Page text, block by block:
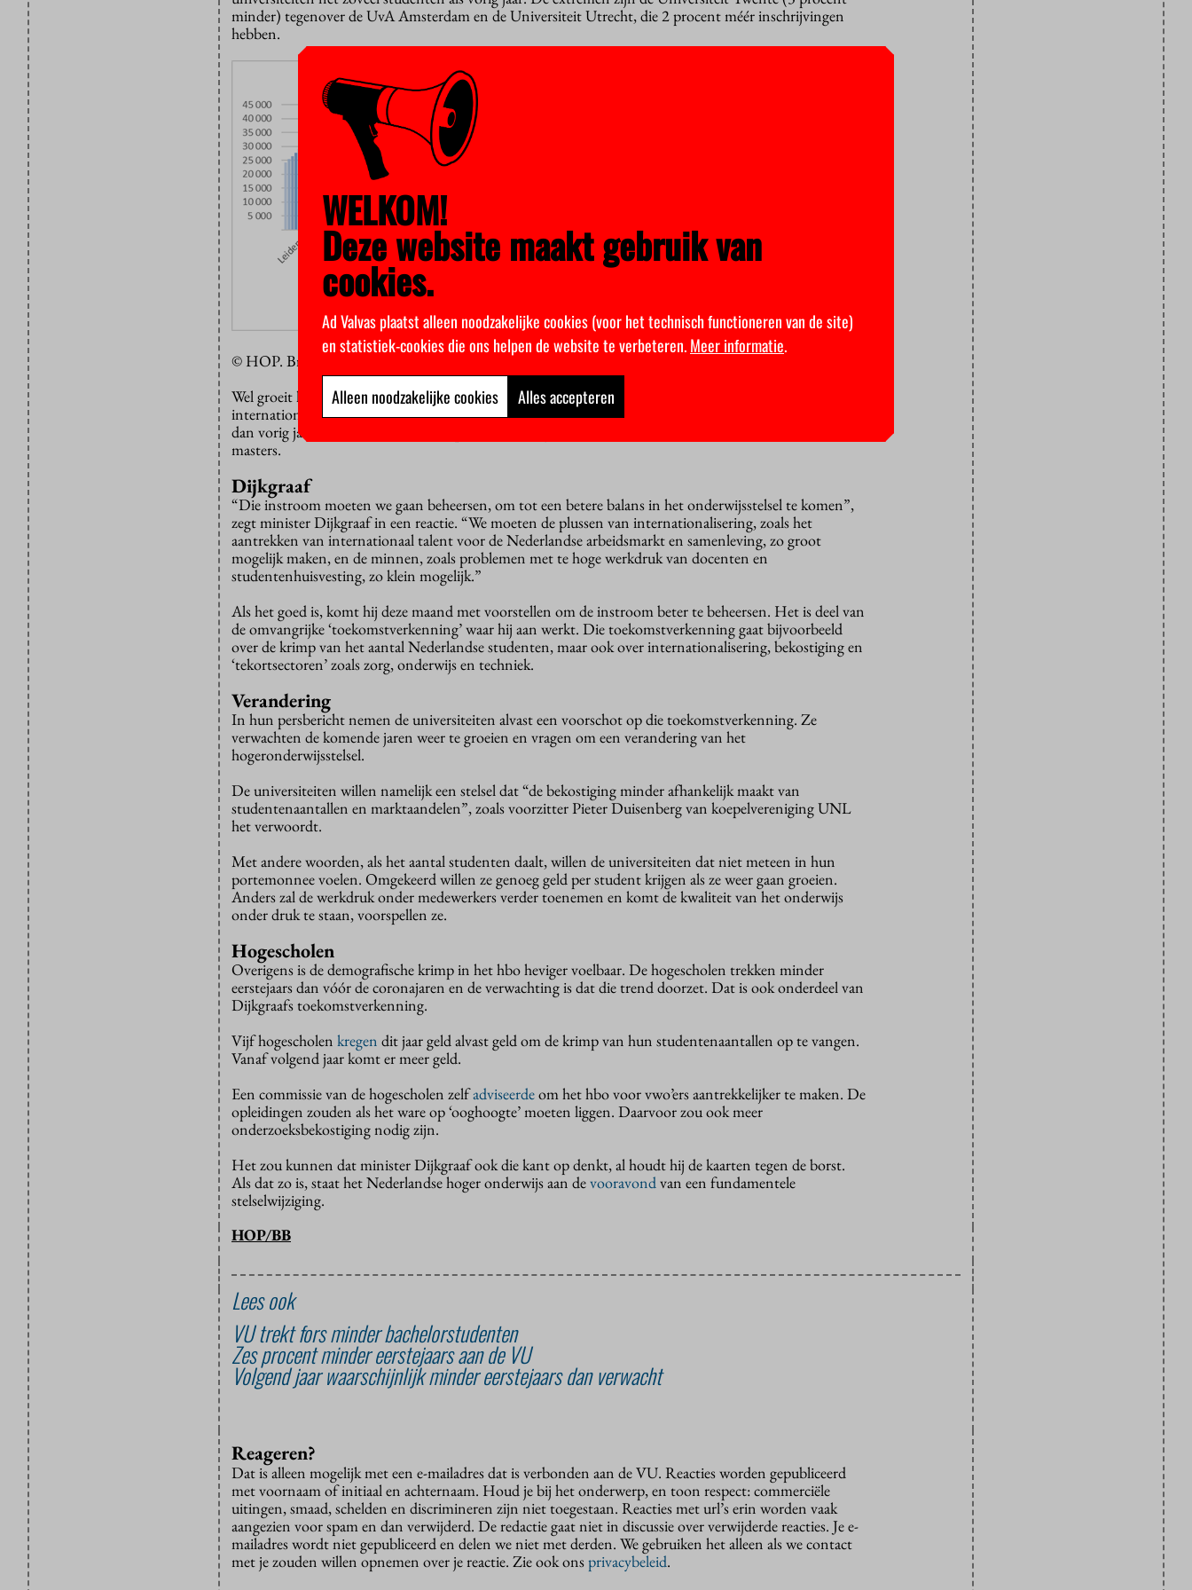
minder) tegenover de UvA Amsterdam en de Universiteit Utrecht, die 2 procent méér inschrijvingen
hebben.
© HOP. Bron: Universiteiten van Nederland.
Wel groeit het aantal internationale studenten nog steeds. Er staan dit jaar ruim 85 duizend
internationale studenten ingeschreven aan een Nederlandse universiteit. Dat zijn er 7,3 procent meer
dan vorig jaar. Inmiddels komt één op de drie eerstejaars uit het buitenland, zowel in de bachelors als de
masters.
Dijkgraaf
“Die instroom moeten we gaan beheersen, om tot een betere balans in het onderwijsstelsel te komen”,
zegt minister Dijkgraaf in een reactie. “We moeten de plussen van internationalisering, zoals het
aantrekken van internationaal talent voor de Nederlandse arbeidsmarkt en samenleving, zo groot
mogelijk maken, en de minnen, zoals problemen met te hoge werkdruk van docenten en
studentenhuisvesting, zo klein mogelijk.”
Als het goed is, komt hij deze maand met voorstellen om de instroom beter te beheersen. Het is deel van
de omvangrijke ‘toekomstverkenning’ waar hij aan werkt. Die toekomstverkenning gaat bijvoorbeeld
over de krimp van het aantal Nederlandse studenten, maar ook over internationalisering, bekostiging en
‘tekortsectoren’ zoals zorg, onderwijs en techniek.
Verandering
In hun persbericht nemen de universiteiten alvast een voorschot op die toekomstverkenning. Ze
verwachten de komende jaren weer te groeien en vragen om een verandering van het
hogeronderwijsstelsel.
De universiteiten willen namelijk een stelsel dat “de bekostiging minder afhankelijk maakt van
studentenaantallen en marktaandelen”, zoals voorzitter Pieter Duisenberg van koepelvereniging UNL
het verwoordt.
Met andere woorden, als het aantal studenten daalt, willen de universiteiten dat niet meteen in hun
portemonnee voelen. Omgekeerd willen ze genoeg geld per student krijgen als ze weer gaan groeien.
Anders zal de werkdruk onder medewerkers verder toenemen en komt de kwaliteit van het onderwijs
onder druk te staan, voorspellen ze.
Hogescholen
Overigens is de demografische krimp in het hbo heviger voelbaar. De hogescholen trekken minder
eerstejaars dan vóór de coronajaren en de verwachting is dat die trend doorzet. Dat is ook onderdeel van
Dijkgraafs toekomstverkenning.
Vijf hogescholen kregen dit jaar geld alvast geld om de krimp van hun studentenaantallen op te vangen.
Vanaf volgend jaar komt er meer geld.
Een commissie van de hogescholen zelfadviseerdeom het hbo voor vwo’ers aantrekkelijker te maken. De
opleidingen zouden als het ware op ‘ooghoogte’ moeten liggen. Daarvoor zou ook meer
onderzoeksbekostiging nodig zijn.
Het zou kunnen dat minister Dijkgraaf ook die kant op denkt, al houdt hij de kaarten tegen de borst.
Als dat zo is, staat het Nederlandse hoger onderwijs aan devooravondvan een fundamentele
stelselwijziging.
HOP/BB
Lees ook
VU trekt fors minder bachelorstudenten
Zes procent minder eerstejaars aan de VU
Volgend jaar waarschijnlijk minder eerstejaars dan verwacht
Reageren?
Dat is alleen mogelijk met een e-mailadres dat is verbonden aan de VU. Reacties worden gepubliceerd
met voornaam of initiaal en achternaam. Houd je bij het onderwerp, en toon respect: commerciële
uitingen, smaad, schelden en discrimineren zijn niet toegestaan. Reacties met url’s erin worden vaak
aangezien voor spam en dan verwijderd. De redactie gaat niet in discussie over verwijderde reacties. Je e-
mailadres wordt niet gepubliceerd en delen we niet met derden. We gebruiken het alleen als we contact
met je zouden willen opnemen over je reactie. Zie ook onsprivacybeleid.
WELKOM!
Deze website maakt gebruik van
cookies.
Ad Valvas plaatst alleen noodzakelijke cookies (voor het technisch functioneren van de site)
en statistiek-cookies die ons helpen de website te verbeteren.Meer informatie.
Alleen noodzakelijke cookies Alles accepteren